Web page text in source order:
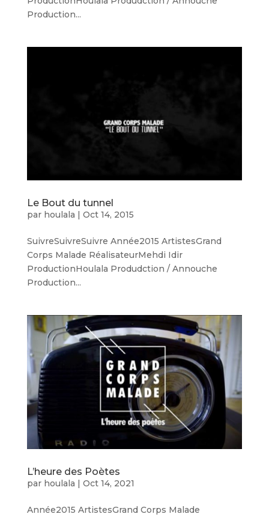
Production...
Le Bout du tunnel
par houlala | Oct 14, 2015
SuivreSuivreSuivre Année2015 ArtistesGrand
Corps Malade RéalisateurMehdi Idir
ProductionHoulala Produdction / Annouche
Production...
L’heure des Poètes
par houlala | Oct 14, 2021
Année2015 ArtistesGrand Corps Malade